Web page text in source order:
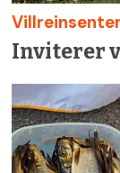
Inviterer